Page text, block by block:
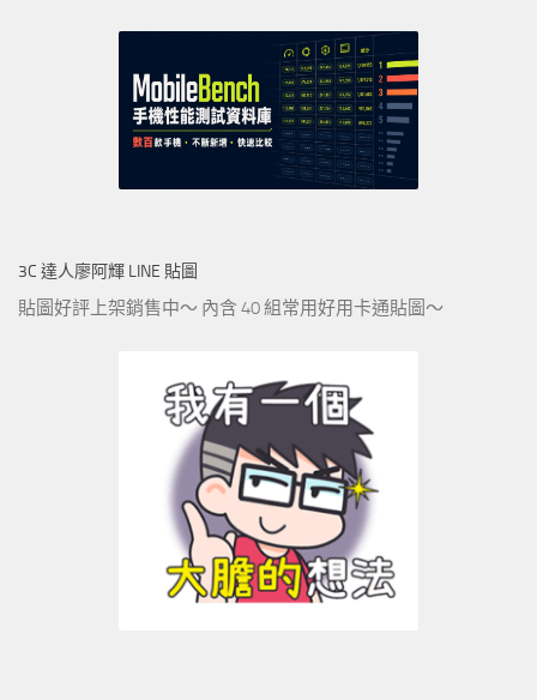
3C 達人廖阿輝 LINE 貼圖
貼圖好評上架銷售中～ 內含 40 組常用好用卡通貼圖～